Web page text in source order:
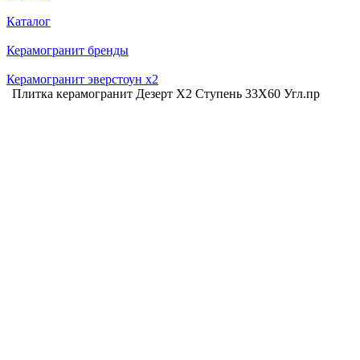
Каталог
Керамогранит бренды
Керамогранит эверстоун x2
Плитка керамогранит Дезерт Х2 Ступень 33X60 Угл.пр